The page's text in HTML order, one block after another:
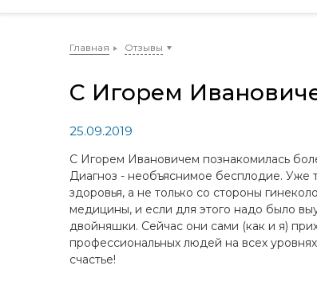
Главная Отзывы
С Игорем
25.09.2019
С Игорем Ивановичем познакомилась
Диагноз - необъяснимое бесплодие. Уже
здоровья, а не только со стороны
медицины, и если для этого надо было
двойняшки. Сейчас они сами (как и я)
профессиональных людей на всех
счастье!